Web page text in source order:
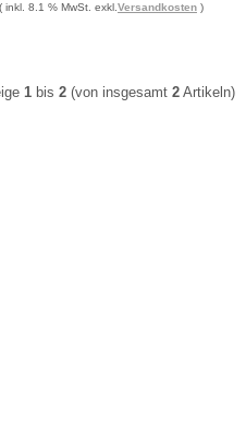
( inkl. 8.1 % MwSt. exkl. Versandkosten )
1 bis 2 (von insgesamt 2 Artikeln)